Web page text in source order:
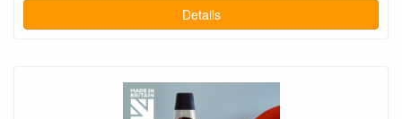
Details